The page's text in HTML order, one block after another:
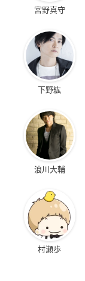
宮野真守
下野紘
浪川大輔
村瀬歩